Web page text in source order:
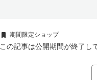
期間限定ショップ
この記事は公開期間が終了し